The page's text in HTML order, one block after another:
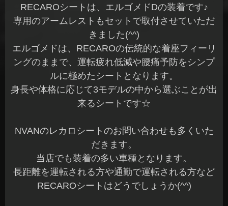
RECAROシートは、エルゴメドDの装着です♪
専用のアームレストもセットで取付させていただ
きました(^^)
エルゴメドは、RECAROの伝統的な着座フィーリ
ングのままで、運転疲れ低減や腰痛予防をシンプ
ルに極めたシートとなります。
身長や体格に応じて3モデルの中から選ぶことが出
来るシートです☆
NVANのレカロシートのお問い合わせも多くいた
だきます。
当店でも装着の多い車種となります。
長距離を運転される方や通勤で運転される方など
RECAROシートはどうでしょうか(^^)